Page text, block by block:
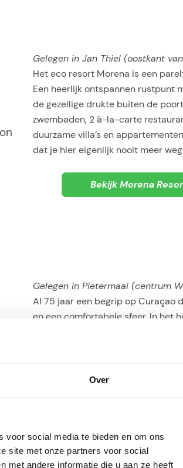
Over
voor social media te bieden en om ons
site met onze partners voor social
met andere informatie die u aan ze heeft
Gelegen in Jan Thiel (oostkant
Het eco resort Morena is een
Een heerlijk ontspannen rustpunt
de gezellige drukte buiten de
zwembaden, 2 à-la-carte
duurzame villa’s en
dat je hier eigenlijk nooit meer
Bekijk Morena
Gelegen in Pietermaai (centrum
Al 75 jaar een begrip op Curaçao
en een comfortabele sfeer. In het
restaurants, maar ook top-
loopafstand. Ook Logies &
zeer uitgebreid ontbijtbuffet.
centrum Willemstad en Mambo